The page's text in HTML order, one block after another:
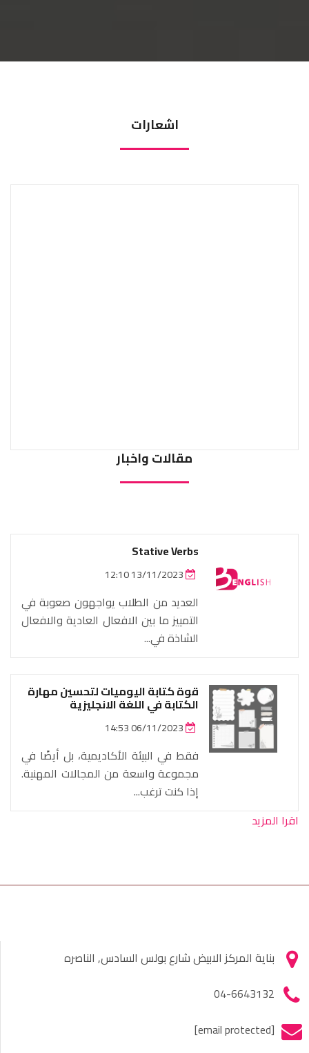
اشعارات
مقالات واخبار
Stative Verbs
13/11/2023 12:10
العديد من الطلاب يواجهون صعوبة في
التمييز ما بين الافعال العادية والافعال
الشاذة في...
قوة كتابة اليوميات لتحسين مهارة
الكتابة في اللغة الانجليزية
06/11/2023 14:53
فقط في البيئة الأكاديمية، بل أيضًا في
مجموعة واسعة من المجالات المهنية.
إذا كنت ترغب...
اقرا المزيد
بناية المركز الابيض شارع بولس السادس, الناصره
04-6643132
[email protected]